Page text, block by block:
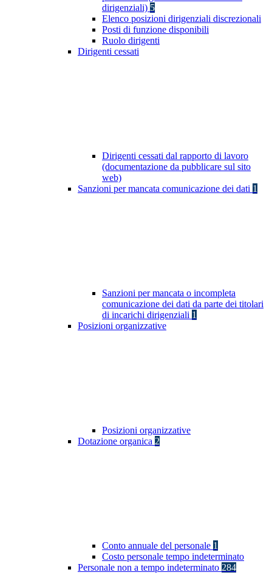
dirigenziali) 5
Elenco posizioni dirigenziali discrezionali
Posti di funzione disponibili
Ruolo dirigenti
Dirigenti cessati
Dirigenti cessati dal rapporto di lavoro
(documentazione da pubblicare sul sito
web)
Sanzioni per mancata comunicazione dei dati 1
Sanzioni per mancata o incompleta
comunicazione dei dati da parte dei titolari
di incarichi dirigenziali 1
Posizioni organizzative
Posizioni organizzative
Dotazione organica 2
Conto annuale del personale 1
Costo personale tempo indeterminato
Personale non a tempo indeterminato 284